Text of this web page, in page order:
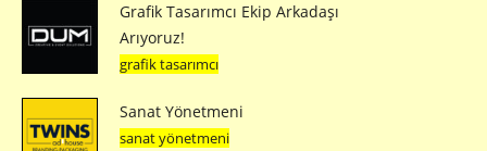
Grafik Tasarımcı Ekip Arkadaşı
Arıyoruz!
grafik tasarımcı
Sanat Yönetmeni
sanat yönetmeni